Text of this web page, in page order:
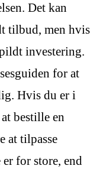
Det kan
tilbud, men hvis
investering.
for at
Hvis du er i
bestille en
at tilpasse
for store, end